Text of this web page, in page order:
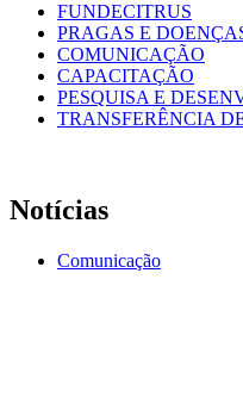
FUNDECITRUS
PRAGAS E
COMUNICAÇÃO
CAPACITAÇÃO
PESQUISA E
TRANSFERÊNCIA
Notícias
Comunicação